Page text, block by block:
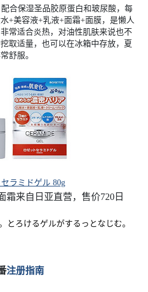
合保湿圣品胶原蛋白和玻尿酸，每
+美容液+乳液+面霜+面膜，是懒人
常适合炎热，对油性肌肤来说也不
取适量，也可以在冰箱中存放，夏
舒服。
ラミドゲル 80g
霜来自日亚直营，售价720日
とろけるゲルがするっとなじむ。
注册指南